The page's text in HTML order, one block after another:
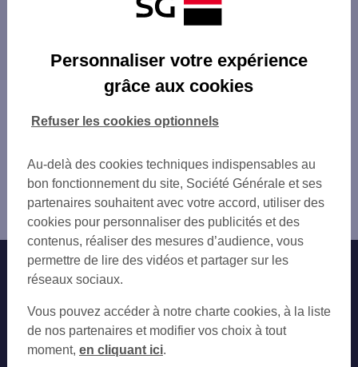
ARCS SUR ARGENS
LES ARCS 600 ROUTE DEPARTEMENTALE 5
LORGUES 17 CRS DE LA REPUBLIQUE
AVIA VIDAUBAN
CAMPING ROQUEBRUNNE
TOTAL CANAVER
TOTAL CANAVER
SALERNES
LE CANNET DES MAURES 1998 ROUTE NAT
LE LUC
PUGET SUR ARGENS
proximité
ROQUEBRUNE-SUR-ARGENS
Vous êtes ici : Accueil
Trouver une agence bancaire
Var
Draguignan
Distributeur/automate DRAGUIGNAN 11 AV LAZARE
CARNOT
Nos engagements Nous contacter
Autres sites SG
Professionnels
Entreprises
Personnaliser votre expérience
grâce aux cookies
Au-delà des cookies techniques indispensables au
bon fonctionnement du site, Société Générale et ses
partenaires souhaitent avec votre accord, utiliser des
cookies pour personnaliser des publicités et des
contenus, réaliser des mesures d’audience, vous
permettre de lire des vidéos et partager sur les
réseaux sociaux.
Vous pouvez accéder à notre charte cookies, à la liste
de nos partenaires et modifier vos choix à tout
moment, en cliquant ici.
Refuser les cookies optionnels